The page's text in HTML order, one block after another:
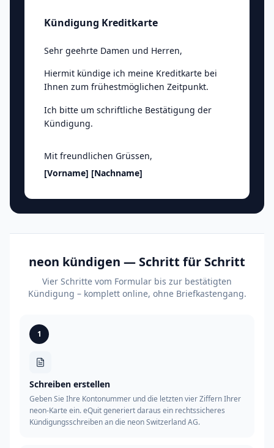
Kündigung Kreditkarte
Sehr geehrte Damen und Herren,
Hiermit kündige ich meine Kreditkarte bei
Ihnen zum frühestmöglichen Zeitpunkt.
Ich bitte um schriftliche Bestätigung der
Kündigung.
Mit freundlichen Grüssen,
[Vorname] [Nachname]
neon kündigen — Schritt für Schritt
Vier Schritte vom Formular bis zur bestätigten
Kündigung – komplett online, ohne Briefkastengang.
1
Schreiben erstellen
Geben Sie Ihre Kontonummer und die letzten vier Ziffern Ihrer
neon-Karte ein. eQuit generiert daraus ein rechtssicheres
Kündigungsschreiben an die neon Switzerland AG.